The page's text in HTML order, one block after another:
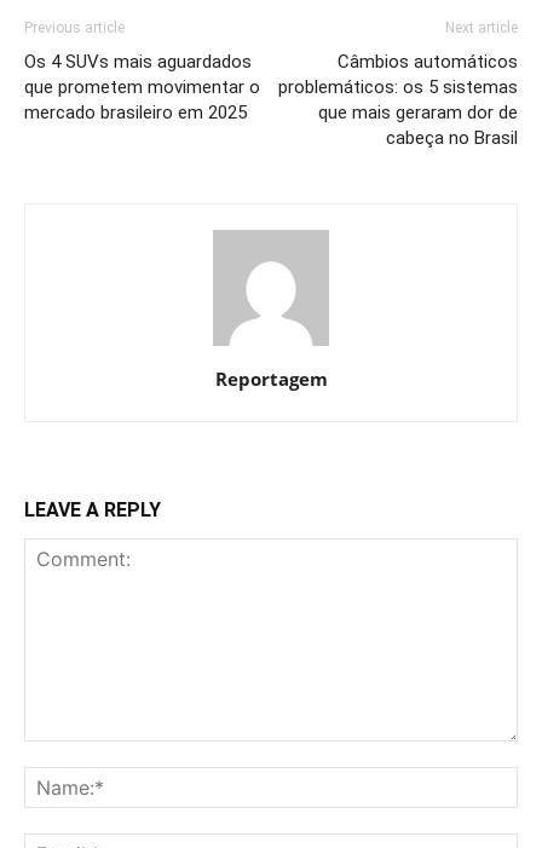
Previous article
Os 4 SUVs mais aguardados
que prometem movimentar o
mercado brasileiro em 2025
Next article
Câmbios automáticos
problemáticos: os 5 sistemas
que mais geraram dor de
cabeça no Brasil
Reportagem
LEAVE A REPLY